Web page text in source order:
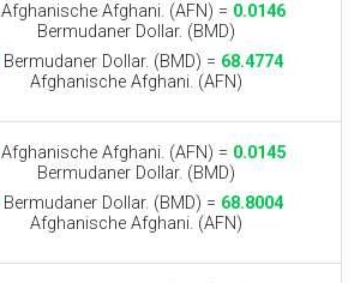
Afghanische Afghani. (AFN) = 0.0146
Bermudaner Dollar. (BMD)
Bermudaner Dollar. (BMD) = 68.4774
Afghanische Afghani. (AFN)
Afghanische Afghani. (AFN) = 0.0145
Bermudaner Dollar. (BMD)
Bermudaner Dollar. (BMD) = 68.8004
Afghanische Afghani. (AFN)